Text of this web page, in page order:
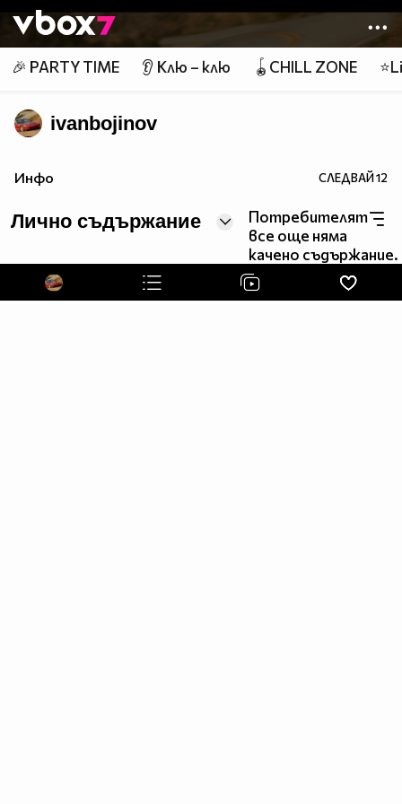
👾
🎉 PARTY TIME 👂 Клю – клю 🪀CHILL ZONE
ivanbojinov
Инфо СЛЕДВАЙ12
Лично съдържание
Потребителят
все още няма
качено съдържание.